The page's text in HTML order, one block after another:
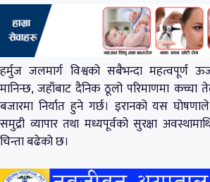
हर्मुज जलमार्ग विश्वको सबैभन्दा महत्वपूर्ण
मानिन्छ, जहाँबाट दैनिक ठूलो परिमाणमा कच्चा
बजारमा निर्यात हुने गर्छ। इरानको यस घोषणाले
समुद्री व्यापार तथा मध्यपूर्वको सुरक्षा
चिन्ता बढेको छ।